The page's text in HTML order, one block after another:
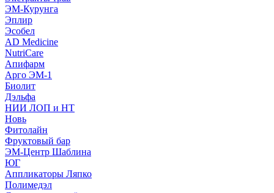
ЭМ-Курунга
Эплир
Эсобел
AD Medicine
NutriCare
Апифарм
Арго ЭМ-1
Биолит
Дэльфа
НИИ ЛОП и НТ
Новь
Фитолайн
Фруктовый бар
ЭМ-Центр Шаблина
ЮГ
Аппликаторы Ляпко
Полимедэл